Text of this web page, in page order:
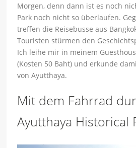
Morgen, denn dann ist es noch
Park noch nicht so überlaufen.
treffen die Reisebusse aus
Touristen stürmen den
Ich leihe mir in meinem
(Kosten 50 Baht) und erkunde
von Ayutthaya.
Mit dem Fahrrad
Ayutthaya Historical